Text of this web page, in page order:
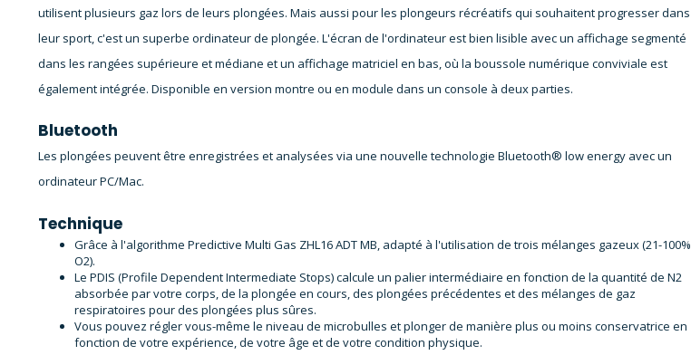
utilisent plusieurs gaz lors de leurs plongées. Mais aussi pour les plongeurs récréatifs qui souhaitent progresser dans
leur sport, c'est un superbe ordinateur de plongée. L'écran de l'ordinateur est bien lisible avec un affichage segmenté
dans les rangées supérieure et médiane et un affichage matriciel en bas, où la boussole numérique conviviale est
également intégrée. Disponible en version montre ou en module dans un console à deux parties.
Bluetooth
Les plongées peuvent être enregistrées et analysées via une nouvelle technologie Bluetooth® low energy avec un
ordinateur PC/Mac.
Technique
Grâce à l'algorithme Predictive Multi Gas ZHL16 ADT MB, adapté à l'utilisation de trois mélanges gazeux (21-100%
O2).
Le PDIS (Profile Dependent Intermediate Stops) calcule un palier intermédiaire en fonction de la quantité de N2
absorbée par votre corps, de la plongée en cours, des plongées précédentes et des mélanges de gaz
respiratoires pour des plongées plus sûres.
Vous pouvez régler vous-même le niveau de microbulles et plonger de manière plus ou moins conservatrice en
fonction de votre expérience, de votre âge et de votre condition physique.